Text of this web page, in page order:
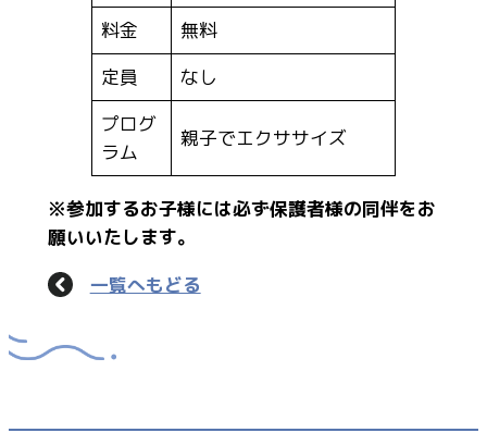
料金
無料
定員
なし
プログ
ラム
親子でエクササイズ
※参加するお子様には必ず保護者様の同伴をお
願いいたします。
一覧へもどる